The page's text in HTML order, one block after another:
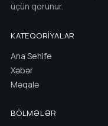
üçün qorunur.
KATEQORIYALAR
Ana Sehife
Xəbər
Məqalə
BÖLMƏLƏR